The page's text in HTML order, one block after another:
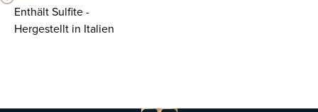
Enthält Sulfite -
Hergestellt in Italien